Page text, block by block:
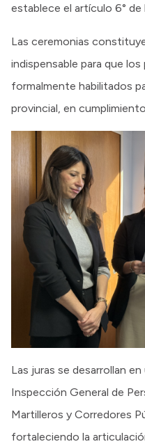
establece el artículo 6° de
Las ceremonias
indispensable para que
formalmente habilitados
provincial, en
Las juras se desarrollan
Inspección General de
Martilleros y Corredores
fortaleciendo la